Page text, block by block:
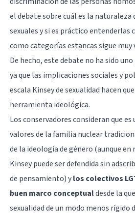
el debate sobre cuál es la naturaleza
sexuales y si es práctico entenderlas
como categorías estancas sigue muy
De hecho, este debate no ha sido
ya que las implicaciones sociales y
escala Kinsey de sexualidad hacen
herramienta ideológica.
Los conservadores consideran que
valores de la familia nuclear
de la ideología de género (aunque en
Kinsey puede ser defendida sin
de pensamiento) ylos colectivos
buen marco conceptualdesde la
sexualidad de un modo menos rígido